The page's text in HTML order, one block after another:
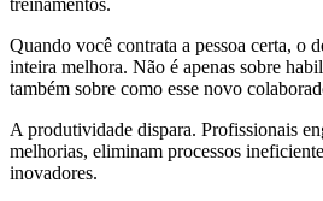
Quando você contrata a pessoa certa, o
inteira melhora. Não é apenas sobre
também sobre como esse novo
A produtividade dispara. Profissionais
melhorias, eliminam processos
inovadores.